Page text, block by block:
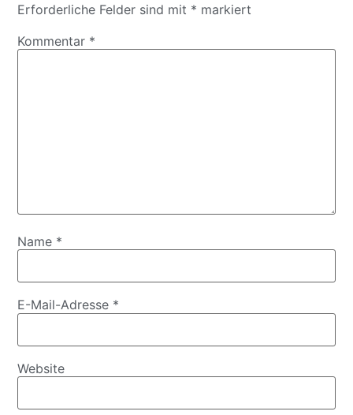
Erforderliche Felder sind mit * markiert
Kommentar *
Name *
E-Mail-Adresse *
Website